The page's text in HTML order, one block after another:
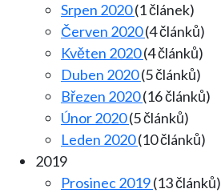
Srpen 2020(1 článek)
Červen 2020(4 článků)
Květen 2020(4 článků)
Duben 2020(5 článků)
Březen 2020(16 článků)
Únor 2020(5 článků)
Leden 2020(10 článků)
2019
Prosinec 2019(13 článků)